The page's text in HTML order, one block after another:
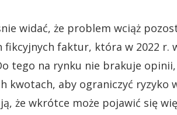
widać, że problem wciąż
faktur, która w 2022 r.
tego na rynku nie brakuje
kwotach, aby ograniczyć ryzyko
że wkrótce może pojawić się